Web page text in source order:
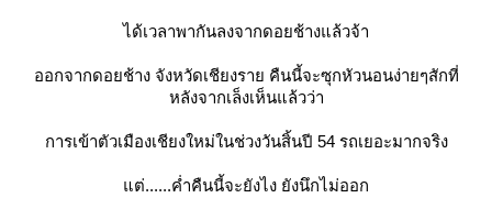
ได้เวลาพากันลงจากดอยช้างแล้วจ้า
ออกจากดอยช้าง จังหวัดเชียงราย คืนนี้จะซุกหัวนอนง่ายๆสักที่
หลังจากเล็งเห็นแล้วว่า
การเข้าตัวเมืองเชียงใหม่ในช่วงวันสิ้นปี 54 รถเยอะมากจริง
ต่......ค่ำคืนนี้จะยังไง ยังนึกไม่ออก